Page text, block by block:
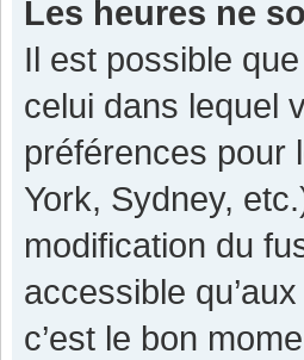
Les heures ne
Il est possible
celui dans lequel
préférences pour
York, Sydney,
modification du
accessible
c’est le bon